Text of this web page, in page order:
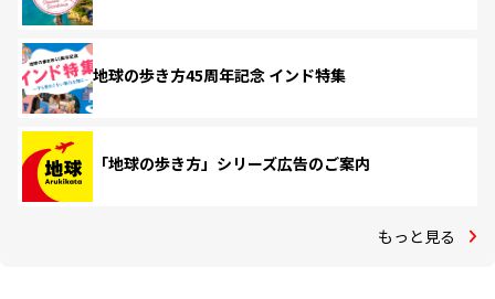
地球の歩き方45周年記念 インド特集
「地球の歩き方」シリーズ広告のご案内
もっと見る